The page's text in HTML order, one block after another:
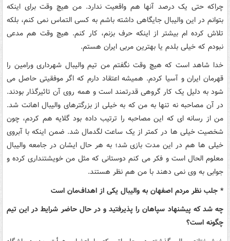
چراکه حتی یک درصد آنها هم واقعیت ندارد. من هیچ وقت برای اینکه
بتوانم در این والیبال جایگاهی داشته باشم به کسی التماس نمی کنم، بلکه
تلاش کرده ام بیشتر از اینکه حرف بزنم، کار کنم. هیچ وقت هم مدعی
نبودم که خیلی بلدم یا بهترین مربی ایران هستم.
خدا شاهد است که هیچ وقت نگفتم من تیم والیبال شهرداری ورامین را
قهرمان ایران و آسیا کردم. همیشه اعتقاد دارم که اگر موفقیتی حاصل می
شود به دلیل یک کار گروهی قدرتمند است و همه روی آن تاثیرگذار بودند.
در آن مصاحبه نه تنها به من که به خیلی از بزرگترهای والیبال اهانت شد.
من از رسانه ای که این مصاحبه را ترتیب داده بود گلایه هم کردم، چون
شخصیت خیلی ها در کمتر از یک ساعت لگدمال شد. ضمن اینکه با آبروی
خیلی ها هم در این مدت بازی شد؛ به هر حال ایشان در جامعه والیبال
معلوم الحال است و فکر می کنم دوستانی که مثل من خویشتنداری کرده و
جوابی به وی نمی دهند با من هم نظر هستند.
* جلب نظر مردم اصفهان به والیبال یکی از اهداف‌مان است
چه شد که پیشنهاد سپاهان را پذیرفتید و در حال حاضر شرایط در این تیم
چگونه است؟